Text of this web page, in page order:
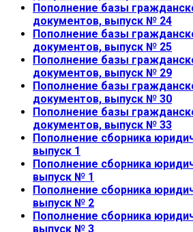
Пополнение базы
документов, выпуск № 24
Пополнение базы
документов, выпуск № 25
Пополнение базы
документов, выпуск № 29
Пополнение базы
документов, выпуск № 30
Пополнение базы
документов, выпуск № 33
Пополнение сборника
выпуск 1
Пополнение сборника
выпуск № 1
Пополнение сборника
выпуск № 2
Пополнение сборника
выпуск № 3